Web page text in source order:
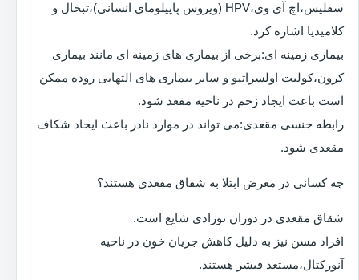
سفلیس،اچ آی وی،HPV (ویروس پاپیلومای انسانی)،تبخال و
کلامیدیا اشاره کرد.
بیماری زمینه ای:برخی از بیماری های زمینه ای مانند بیماری
کرون،کولیت اولسراتیو و سایر بیماری های التهابی روده ممکن
است باعث ایجاد زخم در ناحیه مقعد شود.
رابطه جنسی مقعدی:می تواند در موارد نادر باعث ایجاد شکاف
مقعدی شود.
چه کسانی در معرض ابتلا به شقاق مقعدی هستند؟
شقاق مقعدی در دوران نوزادی شایع است.
افراد مسن نیز به دلیل کاهش جریان خون در ناحیه
آنورکتال،مستعد فیشر هستند.